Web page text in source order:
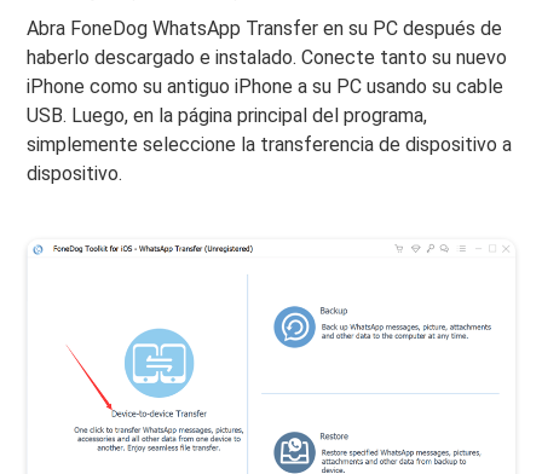
Abra FoneDog WhatsApp Transfer en su PC después de
haberlo descargado e instalado. Conecte tanto su nuevo
iPhone como su antiguo iPhone a su PC usando su cable
USB. Luego, en la página principal del programa,
simplemente seleccione la transferencia de dispositivo a
dispositivo.